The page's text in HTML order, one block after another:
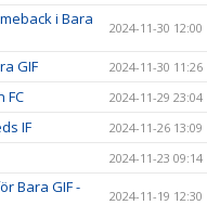
i Bara
2024-11-30 12:00
GIF 2024-11-30 11:26
FC 2024-11-29 23:04
IF 2024-11-26 13:09
2024-11-23 09:14
Bara GIF -
2024-11-19 12:30